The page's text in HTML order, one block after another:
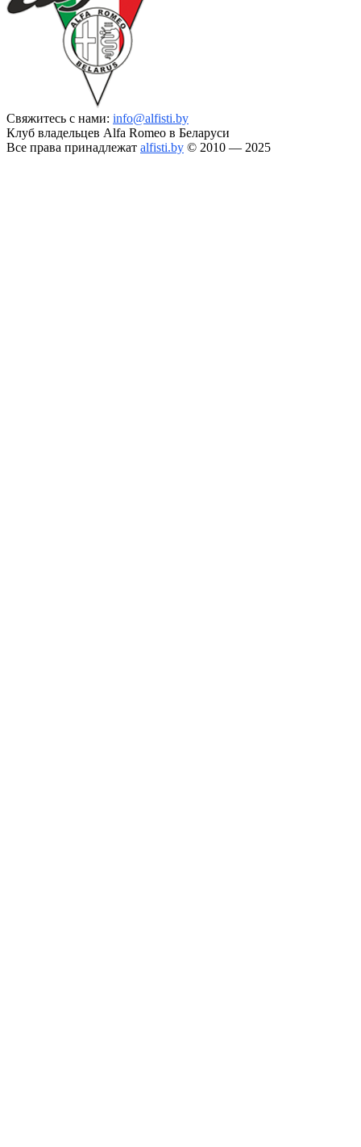
Свяжитесь с нами: info@alfisti.by
Клуб владельцев Alfa Romeo в Беларуси
Все права принадлежат alfisti.by © 2010 — 2025